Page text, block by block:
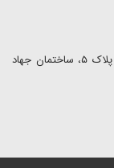
آدرس:تهران، میدان جهاد (فاطمی)، ضلع جنوب شرقی پلاک ۵، ساختمان جهاد